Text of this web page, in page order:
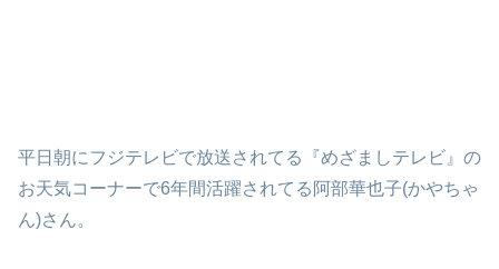
平日朝にフジテレビで放送されてる『めざましテレビ』の
お天気コーナーで6年間活躍されてる阿部華也子(かやちゃ
ん)さん。